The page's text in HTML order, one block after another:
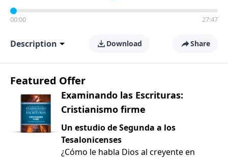
00:00 27:47
Description Download Share
Featured Offer
Examinando las Escrituras:
Cristianismo firme
Un estudio de Segunda a los
Tesalonicenses
¿Cómo le habla Dios al creyente en